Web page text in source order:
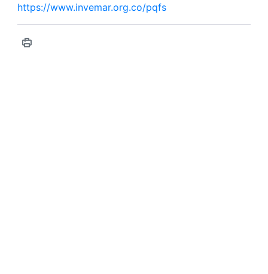
https://www.invemar.org.co/pqfs